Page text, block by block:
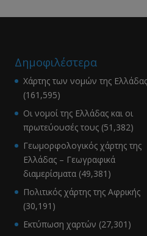
Δημοφιλέστερα
Χάρτης των νομών της Ελλάδας
(161,595)
Οι νομοί της Ελλάδας και οι
πρωτεύουσές τους (51,382)
Γεωμορφολογικός χάρτης της
Ελλάδας – Γεωγραφικά
διαμερίσματα (49,381)
Πολιτικός χάρτης της Αφρικής
(30,191)
Εκτύπωση χαρτών (27,301)